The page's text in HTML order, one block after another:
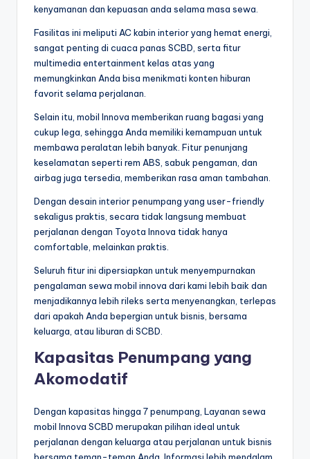
kenyamanan dan kepuasan anda selama masa sewa.
Fasilitas ini meliputi AC kabin interior yang hemat energi,
sangat penting di cuaca panas SCBD, serta fitur
multimedia entertainment kelas atas yang
memungkinkan Anda bisa menikmati konten hiburan
favorit selama perjalanan.
Selain itu, mobil Innova memberikan ruang bagasi yang
cukup lega, sehingga Anda memiliki kemampuan untuk
membawa peralatan lebih banyak. Fitur penunjang
keselamatan seperti rem ABS, sabuk pengaman, dan
airbag juga tersedia, memberikan rasa aman tambahan.
Dengan desain interior penumpang yang user-friendly
sekaligus praktis, secara tidak langsung membuat
perjalanan dengan Toyota Innova tidak hanya
comfortable, melainkan praktis.
Seluruh fitur ini dipersiapkan untuk menyempurnakan
pengalaman sewa mobil innova dari kami lebih baik dan
menjadikannya lebih rileks serta menyenangkan, terlepas
dari apakah Anda bepergian untuk bisnis, bersama
keluarga, atau liburan di SCBD.
Kapasitas Penumpang yang
Akomodatif
Dengan kapasitas hingga 7 penumpang, Layanan sewa
mobil Innova SCBD merupakan pilihan ideal untuk
perjalanan dengan keluarga atau perjalanan untuk bisnis